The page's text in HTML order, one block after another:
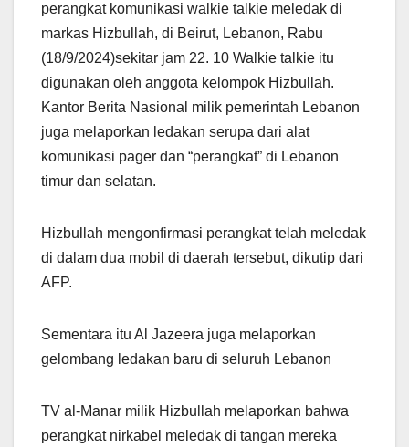
perangkat komunikasi walkie talkie meledak di
markas Hizbullah, di Beirut, Lebanon, Rabu
(18/9/2024)sekitar jam 22. 10 Walkie talkie itu
digunakan oleh anggota kelompok Hizbullah.
Kantor Berita Nasional milik pemerintah Lebanon
juga melaporkan ledakan serupa dari alat
komunikasi pager dan “perangkat” di Lebanon
timur dan selatan.
Hizbullah mengonfirmasi perangkat telah meledak
di dalam dua mobil di daerah tersebut, dikutip dari
AFP.
Sementara itu Al Jazeera juga melaporkan
gelombang ledakan baru di seluruh Lebanon
TV al-Manar milik Hizbullah melaporkan bahwa
perangkat nirkabel meledak di tangan mereka